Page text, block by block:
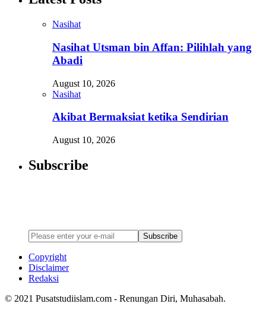
Nasihat
Nasihat Utsman bin Affan: Pilihlah yang
Abadi
August 10, 2026
Nasihat
Akibat Bermaksiat ketika Sendirian
August 10, 2026
Subscribe
Subscribe
Copyright
Disclaimer
Redaksi
© 2021 Pusatstudiislam.com - Renungan Diri, Muhasabah.